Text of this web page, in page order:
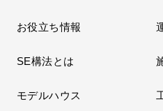
お役立ち情報
SE構法とは
モデルハウス